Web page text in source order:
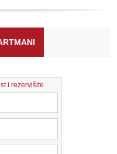
i rezervišite